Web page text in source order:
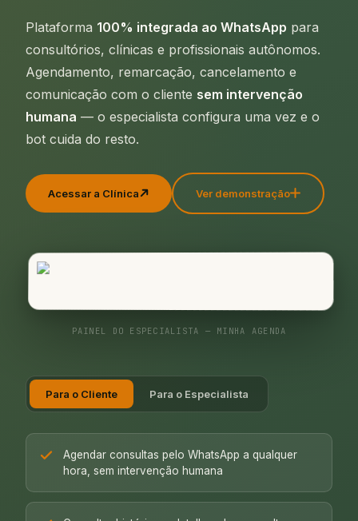
Plataforma 100% integrada ao WhatsApp para
consultórios, clínicas e profissionais autônomos.
Agendamento, remarcação, cancelamento e
comunicação com o cliente sem intervenção
humana — o especialista configura uma vez e o
bot cuida do resto.
Acessar a Clínica Ver demonstração
PAINEL DO ESPECIALISTA — MINHA AGENDA
Para o Cliente Para o Especialista
Agendar consultas pelo WhatsApp a qualquer
hora, sem intervenção humana